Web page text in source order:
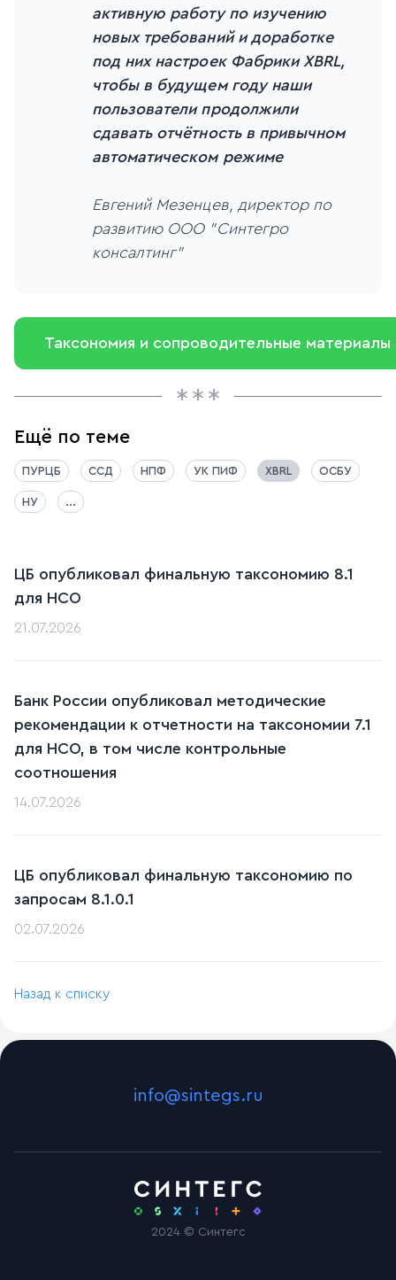
активную работу по изучению
новых требований и доработке
под них настроек Фабрики XBRL,
чтобы в будущем году наши
пользователи продолжили
сдавать отчётность в привычном
автоматическом режиме
Евгений Мезенцев, директор по
развитию ООО "Синтегро
консалтинг"
Таксономия и сопроводительные материалы
Ещё по теме
ПУРЦБ ССД НПФ УК ПИФ XBRL ОСБУ
НУ ...
ЦБ опубликовал финальную таксономию 8.1
для НСО
21.07.2026
Банк России опубликовал методические
рекомендации к отчетности на таксономии 7.1
для НСО, в том числе контрольные
соотношения
14.07.2026
ЦБ опубликовал финальную таксономию по
запросам 8.1.0.1
02.07.2026
Назад к списку
2024 © Синтегс
info@sintegs.ru